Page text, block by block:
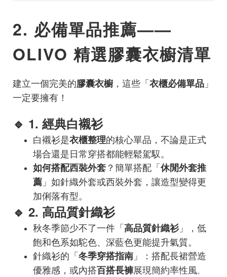
2. 必備單品推薦——
OLIVO 精選膠囊衣櫥清單
建立一個完美的膠囊衣櫥 ，這些「衣櫃必備單品 」
一定要擁有！
🔹 1. 經典白襯衫
白襯衫是衣櫃整理的核心單品，不論是正式
場合還是日常穿搭都能輕鬆駕馭。
如何搭配西裝外套？簡單搭配「休閒外套推
薦 」如針織外套或西裝外套，讓造型變得更
加俐落有型。
🔹 2. 高品質針織衫
秋冬季節少不了一件「高品質針織衫」，低
飽和色系如駝色、深藍色更能提升氣質。
針織衫的「冬季穿搭指南 」：搭配長裙營造
優雅感，或內搭百搭長褲展現簡約率性風。